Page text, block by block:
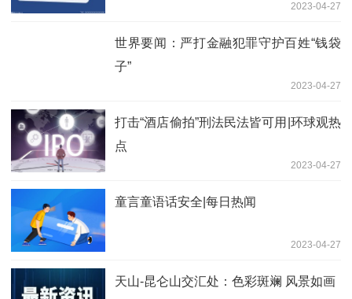
2023-04-27
世界要闻：严打金融犯罪守护百姓“钱袋
子”
2023-04-27
打击“酒店偷拍”刑法民法皆可用|环球观热
点
2023-04-27
童言童语话安全|每日热闻
2023-04-27
天山-昆仑山交汇处：色彩斑斓 风景如画